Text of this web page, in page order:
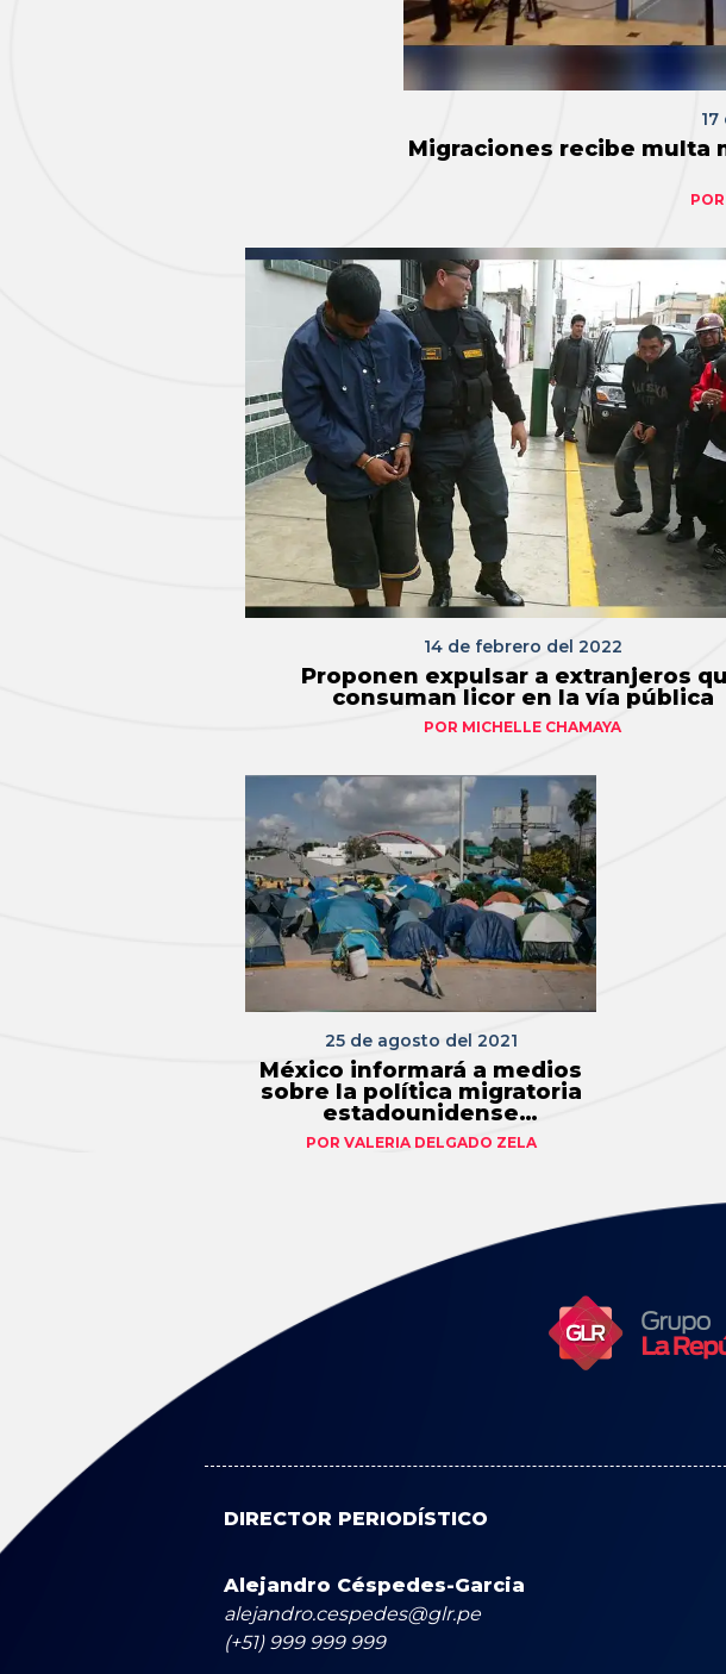
Migraciones recibe multa
POR
14 de febrero del 2022
Proponen expulsar a extranjeros
consuman licor en la vía pública
POR MICHELLE CHAMAYA
25 de agosto del 2021
México informará a medios
sobre la política migratoria
estadounidense
"Permanecer en México"
POR VALERIA DELGADO ZELA
DIRECTOR PERIODÍSTICO
Alejandro Céspedes-Garcia
alejandro.cespedes@glr.pe
(+51) 999 999 999